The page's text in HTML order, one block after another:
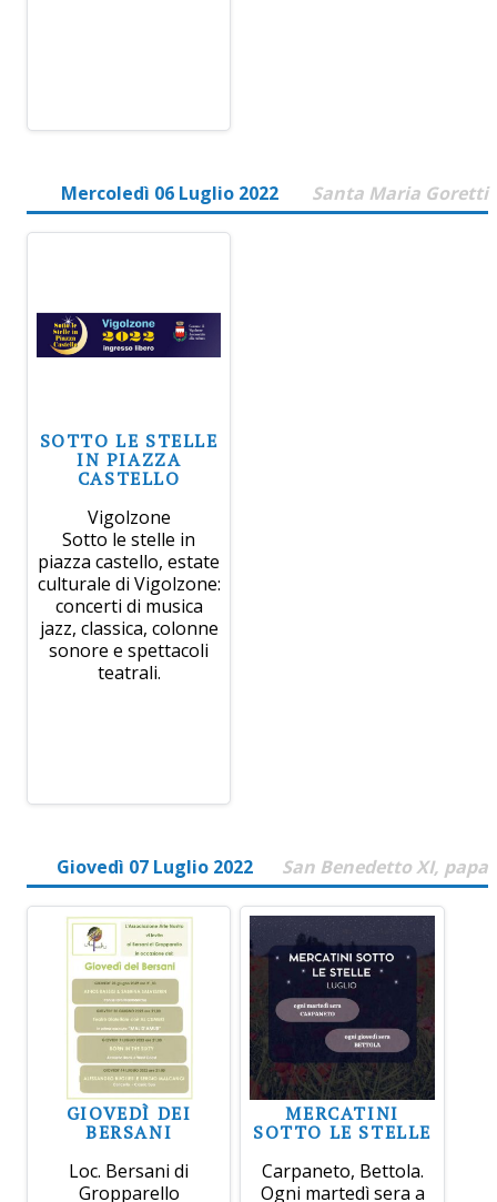
Mercoledì 06 Luglio 2022 Santa Maria Goretti
SOTTO LE STELLE
IN PIAZZA
CASTELLO
Vigolzone
Sotto le stelle in
piazza castello, estate
culturale di Vigolzone:
concerti di musica
jazz, classica, colonne
sonore e spettacoli
teatrali.
Giovedì 07 Luglio 2022 San Benedetto XI, papa
GIOVEDÌ DEI
BERSANI
Loc. Bersani di
Gropparello
MERCATINI
SOTTO LE STELLE
Carpaneto, Bettola.
Ogni martedì sera a